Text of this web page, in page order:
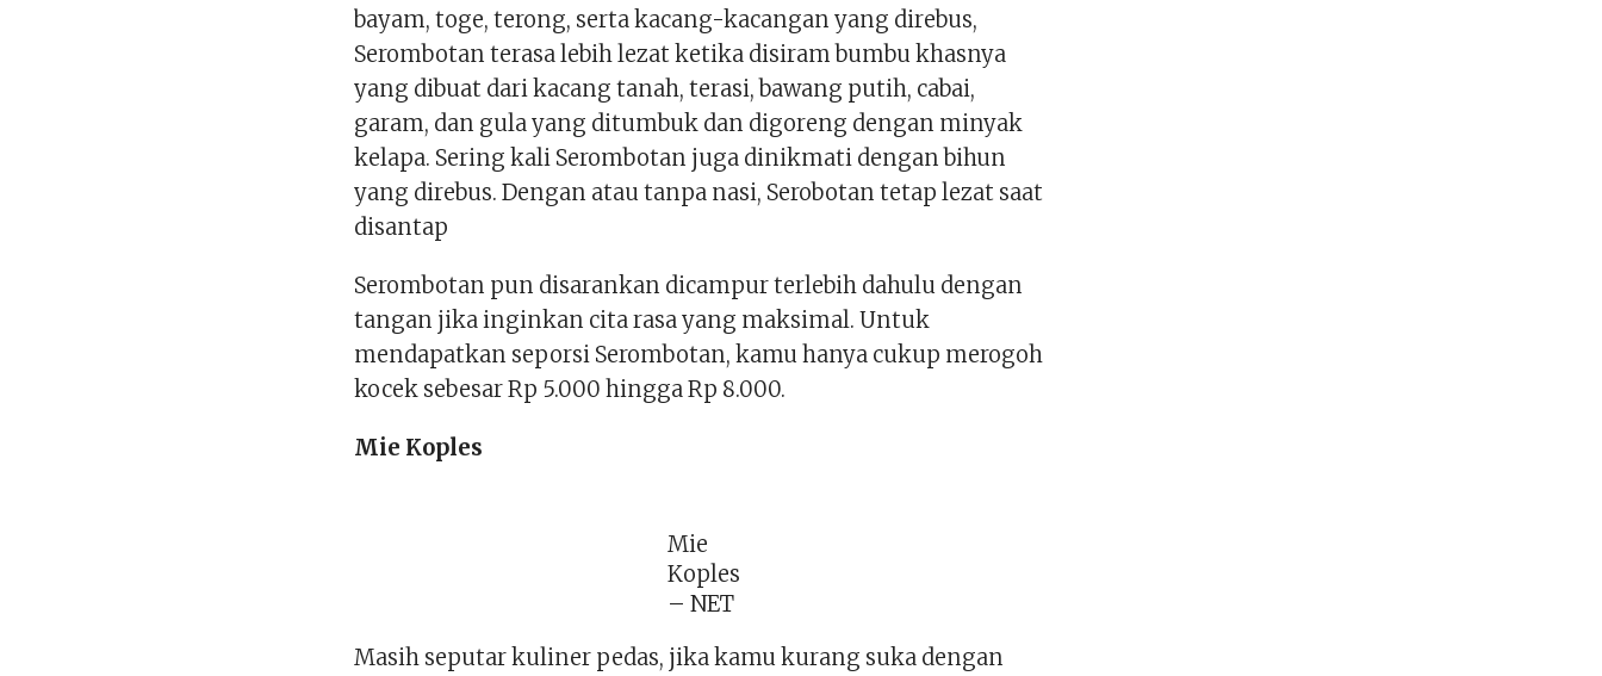
bayam, toge, terong, serta kacang-kacangan yang direbus,
Serombotan terasa lebih lezat ketika disiram bumbu khasnya
yang dibuat dari kacang tanah, terasi, bawang putih, cabai,
garam, dan gula yang ditumbuk dan digoreng dengan minyak
kelapa. Sering kali Serombotan juga dinikmati dengan bihun
yang direbus. Dengan atau tanpa nasi, Serobotan tetap lezat saat
disantap
Serombotan pun disarankan dicampur terlebih dahulu dengan
tangan jika inginkan cita rasa yang maksimal. Untuk
mendapatkan seporsi Serombotan, kamu hanya cukup merogoh
kocek sebesar Rp 5.000 hingga Rp 8.000.
Mie Koples
Mie
Koples
– NET
Masih seputar kuliner pedas, jika kamu kurang suka dengan